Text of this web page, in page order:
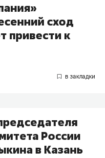
сход
привести к
России
в Казань